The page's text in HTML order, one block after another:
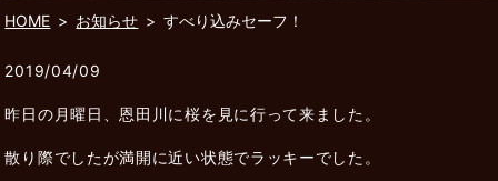
HOME お知らせ すべり込みセーフ！
2019/04/09
昨日の月曜日、恩田川に桜を見に行って来ました。
散り際でしたが満開に近い状態でラッキーでした。